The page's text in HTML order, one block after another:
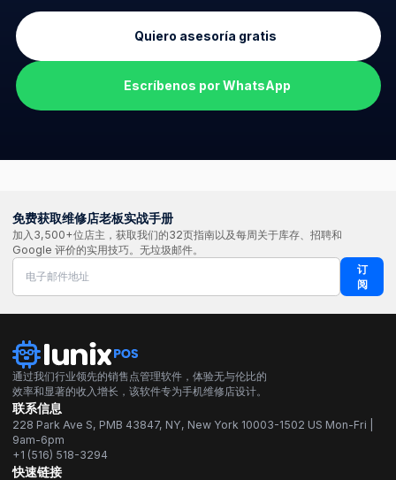
Quiero asesoría gratis
Escríbenos por WhatsApp
免费获取维修店老板实战手册
加入3,500+位店主，获取我们的32页指南以及每周关于库存、招聘和
Google 评价的实用技巧。无垃圾邮件。
订
阅
通过我们行业领先的销售点管理软件，体验无与伦比的
效率和显著的收入增长，该软件专为手机维修店设计。
联系信息
228 Park Ave S, PMB 43847, NY, New York 10003-1502 US Mon-Fri |
9am-6pm
+1 (516) 518-3294
快速链接